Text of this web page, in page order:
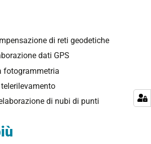
di reti geodetiche
dati GPS
fotogrammetria
di nubi di punti